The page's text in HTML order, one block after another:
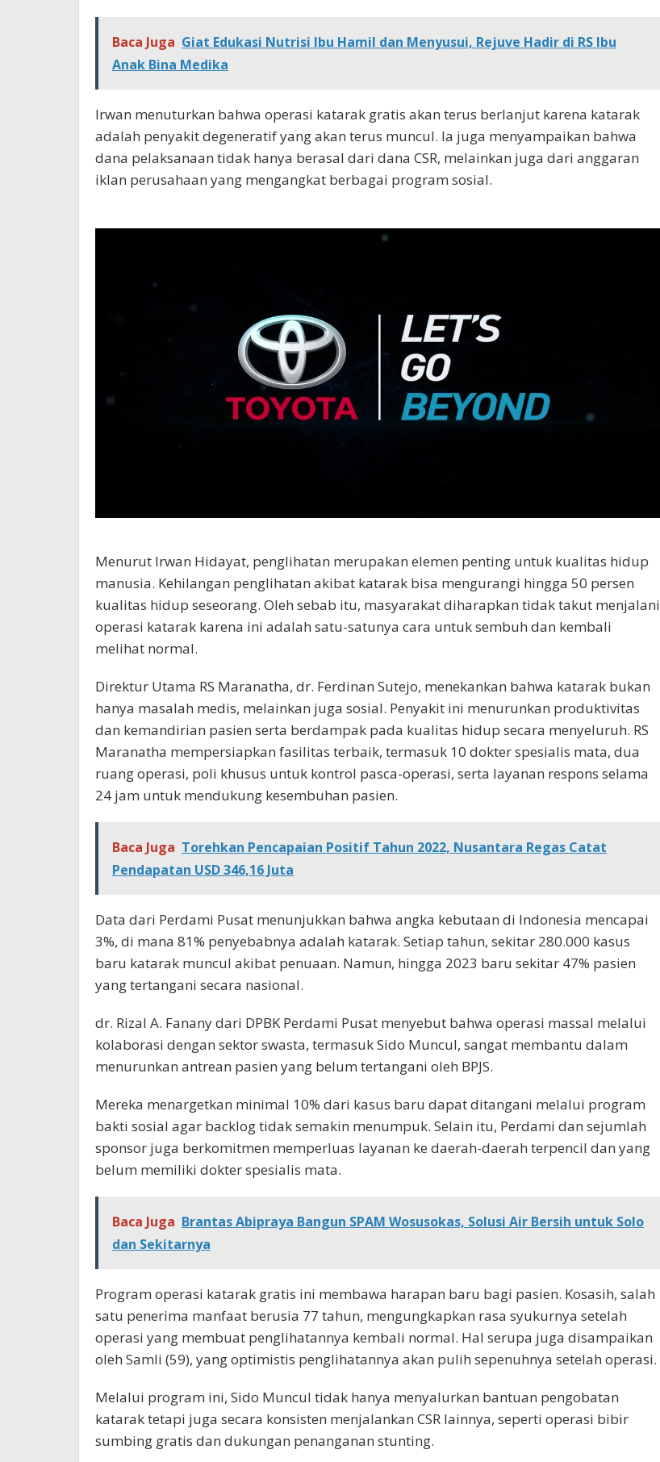
Baca Juga Giat Edukasi Nutrisi Ibu Hamil dan Menyusui, Rejuve Hadir di RS Ibu
Anak Bina Medika
Irwan menuturkan bahwa operasi katarak gratis akan terus berlanjut karena katarak
adalah penyakit degeneratif yang akan terus muncul. Ia juga menyampaikan bahwa
dana pelaksanaan tidak hanya berasal dari dana CSR, melainkan juga dari anggaran
iklan perusahaan yang mengangkat berbagai program sosial.
Menurut Irwan Hidayat, penglihatan merupakan elemen penting untuk kualitas hidup
manusia. Kehilangan penglihatan akibat katarak bisa mengurangi hingga 50 persen
kualitas hidup seseorang. Oleh sebab itu, masyarakat diharapkan tidak takut menjalani
operasi katarak karena ini adalah satu-satunya cara untuk sembuh dan kembali
melihat normal.
Direktur Utama RS Maranatha, dr. Ferdinan Sutejo, menekankan bahwa katarak bukan
hanya masalah medis, melainkan juga sosial. Penyakit ini menurunkan produktivitas
dan kemandirian pasien serta berdampak pada kualitas hidup secara menyeluruh. RS
Maranatha mempersiapkan fasilitas terbaik, termasuk 10 dokter spesialis mata, dua
ruang operasi, poli khusus untuk kontrol pasca-operasi, serta layanan respons selama
24 jam untuk mendukung kesembuhan pasien.
Baca Juga Torehkan Pencapaian Positif Tahun 2022, Nusantara Regas Catat
Pendapatan USD 346,16 Juta
Data dari Perdami Pusat menunjukkan bahwa angka kebutaan di Indonesia mencapai
3%, di mana 81% penyebabnya adalah katarak. Setiap tahun, sekitar 280.000 kasus
baru katarak muncul akibat penuaan. Namun, hingga 2023 baru sekitar 47% pasien
yang tertangani secara nasional.
dr. Rizal A. Fanany dari DPBK Perdami Pusat menyebut bahwa operasi massal melalui
kolaborasi dengan sektor swasta, termasuk Sido Muncul, sangat membantu dalam
menurunkan antrean pasien yang belum tertangani oleh BPJS.
Mereka menargetkan minimal 10% dari kasus baru dapat ditangani melalui program
bakti sosial agar backlog tidak semakin menumpuk. Selain itu, Perdami dan sejumlah
sponsor juga berkomitmen memperluas layanan ke daerah-daerah terpencil dan yang
belum memiliki dokter spesialis mata.
Baca Juga Brantas Abipraya Bangun SPAM Wosusokas, Solusi Air Bersih untuk Solo
dan Sekitarnya
Program operasi katarak gratis ini membawa harapan baru bagi pasien. Kosasih, salah
satu penerima manfaat berusia 77 tahun, mengungkapkan rasa syukurnya setelah
operasi yang membuat penglihatannya kembali normal. Hal serupa juga disampaikan
oleh Samli (59), yang optimistis penglihatannya akan pulih sepenuhnya setelah operasi.
Melalui program ini, Sido Muncul tidak hanya menyalurkan bantuan pengobatan
katarak tetapi juga secara konsisten menjalankan CSR lainnya, seperti operasi bibir
sumbing gratis dan dukungan penanganan stunting.